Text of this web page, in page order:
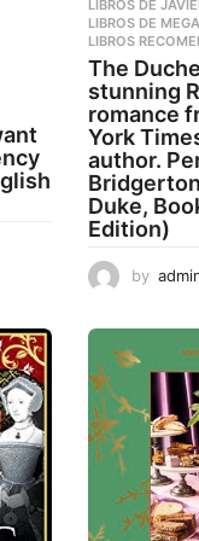
LIBROS DE
LIBROS DE
LIBROS
The
stunning
romance
York
author.
Duke,
Edition)
by